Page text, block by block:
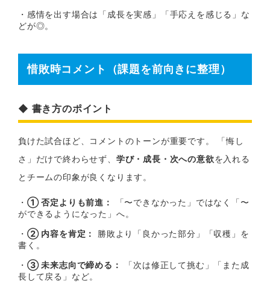
・感情を出す場合は「成長を実感」「手応えを感じる」な
どが◎。
惜敗時コメント（課題を前向きに整理）
◆ 書き方のポイント
負けた試合ほど、コメントのトーンが重要です。 「悔し
さ」だけで終わらせず、 学び・成長・次への意欲を入れる
とチームの印象が良くなります。
・ ① 否定よりも前進：
「〜できなかった」ではなく「〜
ができるようになった」へ。
・ ② 内容を肯定：
勝敗より「良かった部分」「収穫」を
書く。
・ ③ 未来志向で締める：
「次は修正して挑む」「また成
長して戻る」など。